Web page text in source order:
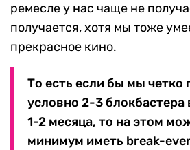
ремесле у нас чаще не
получается, хотя мы тоже
прекрасное кино.
То есть если бы мы четко
условно 2-3
1-2 месяца, то на этом
минимум иметь break-